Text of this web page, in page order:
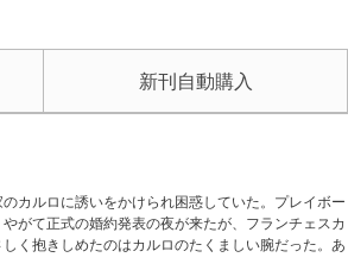
新刊自動購入
カルロに誘いをかけられ困惑していた。プレイボー
がて正式の婚約発表の夜が来たが、フランチェスカ
く抱きしめたのはカルロのたくましい腕だった。あ